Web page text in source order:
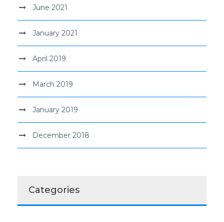
June 2021
January 2021
April 2019
March 2019
January 2019
December 2018
Categories